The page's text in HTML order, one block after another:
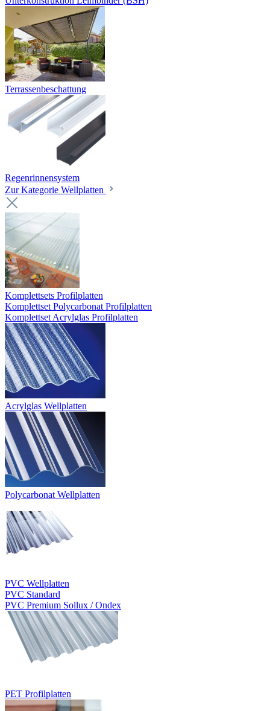
Terrassenbeschattung
Regenrinnensystem
Zur Kategorie Wellplatten
Komplettsets Profilplatten
Komplettset Polycarbonat Profilplatten
Komplettset Acrylglas Profilplatten
Acrylglas Wellplatten
Polycarbonat Wellplatten
PVC Wellplatten
PVC Standard
PVC Premium Sollux / Ondex
PET Profilplatten